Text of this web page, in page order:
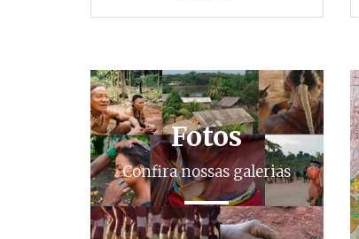
Fotos
Confira nossas galerias